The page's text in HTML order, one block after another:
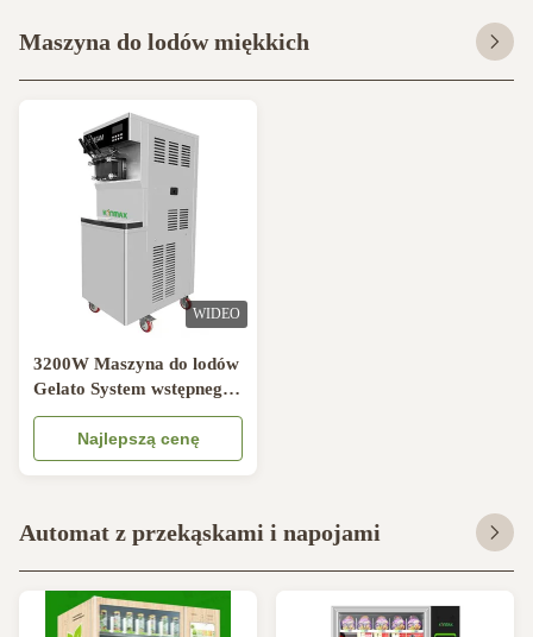
Maszyna do lodów miękkich
WIDEO
3200W Maszyna do lodów
Gelato System wstępnego
chłodzenia Maszyna do
produkcji miękkich lodów
Najlepszą cenę
Automat z przekąskami i napojami